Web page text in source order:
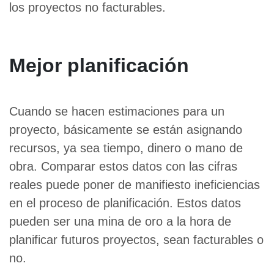
los proyectos no facturables.
Mejor planificación
Cuando se hacen estimaciones para un
proyecto, básicamente se están asignando
recursos, ya sea tiempo, dinero o mano de
obra. Comparar estos datos con las cifras
reales puede poner de manifiesto ineficiencias
en el proceso de planificación. Estos datos
pueden ser una mina de oro a la hora de
planificar futuros proyectos, sean facturables o
no.